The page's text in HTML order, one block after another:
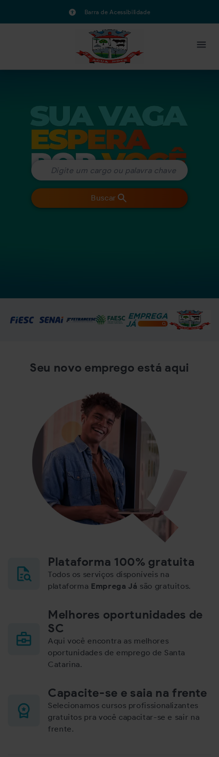
Barra de Acessibilidade
Buscar
Seu novo emprego está aqui
Plataforma 100% gratuita
Todos os serviços disponíveis na
plataforma Emprega Já são gratuitos.
Melhores oportunidades de
SC
Aqui você encontra as melhores
oportunidades de emprego de Santa
Catarina.
Capacite-se e saia na frente
Selecionamos cursos profissionalizantes
gratuitos pra você capacitar-se e sair na
frente.